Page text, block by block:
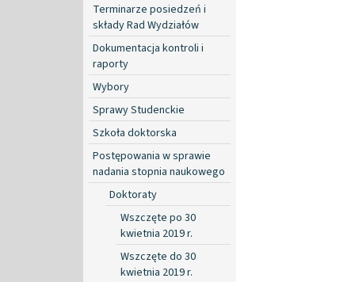
Terminarze posiedzeń i
składy Rad Wydziałów
Dokumentacja kontroli i
raporty
Wybory
Sprawy Studenckie
Szkoła doktorska
Postępowania w sprawie
nadania stopnia naukowego
Doktoraty
Wszczęte po 30
kwietnia 2019 r.
Wszczęte do 30
kwietnia 2019 r.